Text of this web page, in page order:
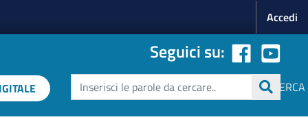
Accedi
Seguici su:
Cerca
CERCA